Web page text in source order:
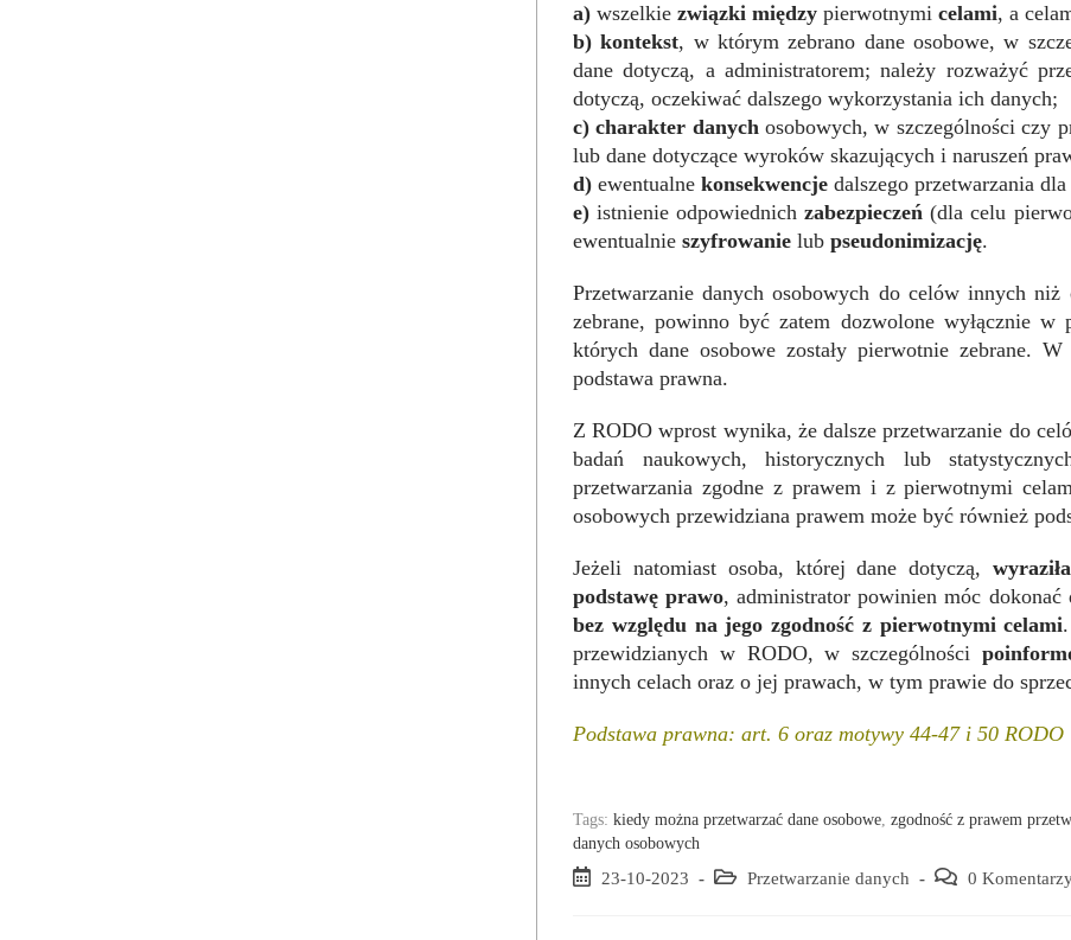
a) wszelkie związki między pierwotnymi celami, a
b) kontekst, w którym zebrano dane osobowe, w
dane dotyczą, a administratorem; należy rozważyć
dotyczą, oczekiwać dalszego wykorzystania ich danych;
c) charakter danychosobowych, w szczególności czy
lub dane dotyczące wyroków skazujących i naruszeń
d) ewentualne konsekwencje dalszego przetwarzania
e) istnienie odpowiednichzabezpieczeń (dla celu
ewentualnie szyfrowanie lub pseudonimizację.
Przetwarzanie danych osobowych do celów innych
zebrane, powinno być zatem dozwolone wyłącznie
których dane osobowe zostały pierwotnie zebrane.
podstawa prawna.
Z RODO wprost wynika, że dalsze przetwarzanie do
badań naukowych, historycznych lub
przetwarzania zgodne z prawem i z pierwotnymi
osobowych przewidziana prawem może być również
Jeżeli natomiast osoba, której dane dotyczą,
podstawę prawo, administrator powinien móc dokonać
bez względu na jego zgodność z pierwotnymi celami
przewidzianych w RODO, w szczególności
innych celach oraz o jej prawach, w tym prawie do
Podstawa prawna: art. 6 oraz motywy 44-47 i 50 RODO
Tags: kiedy można przetwarzać dane osobowe zgodność z prawem
danych osobowych
Post
23-10-2023
Post Przetwarzanie danych
Post 0